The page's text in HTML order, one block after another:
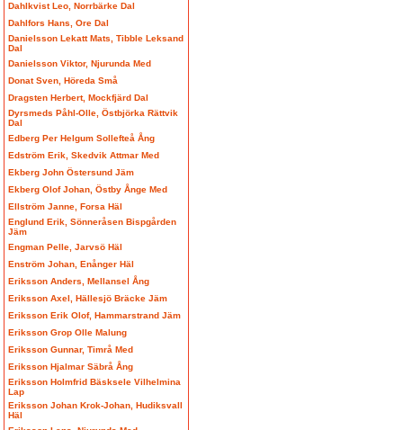
Dahlkvist Leo, Norrbärke Dal
Dahlfors Hans, Ore Dal
Danielsson Lekatt Mats, Tibble Leksand
Dal
Danielsson Viktor, Njurunda Med
Donat Sven, Höreda Små
Dragsten Herbert, Mockfjärd Dal
Dyrsmeds Påhl-Olle, Östbjörka Rättvik
Dal
Edberg Per Helgum Sollefteå Ång
Edström Erik, Skedvik Attmar Med
Ekberg John Östersund Jäm
Ekberg Olof Johan, Östby Ånge Med
Ellström Janne, Forsa Häl
Englund Erik, Sönneråsen Bispgården
Jäm
Engman Pelle, Jarvsö Häl
Enström Johan, Enånger Häl
Eriksson Anders, Mellansel Ång
Eriksson Axel, Hällesjö Bräcke Jäm
Eriksson Erik Olof, Hammarstrand Jäm
Eriksson Grop Olle Malung
Eriksson Gunnar, Timrå Med
Eriksson Hjalmar Säbrå Ång
Eriksson Holmfrid Bäsksele Vilhelmina
Lap
Eriksson Johan Krok-Johan, Hudiksvall
Häl